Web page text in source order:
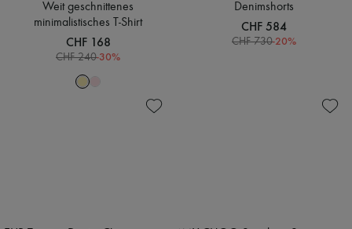
Weit geschnittenes
minimalistisches T-Shirt
CHF 168
CHF 240-30%
Denimshorts
CHF 584
CHF 730-20%